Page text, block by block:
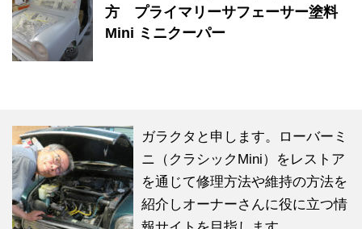
方 プライマリーサフェーサー塗料
Mini ミニクーパー
ガラクタと申します。ローバーミ
ニ（クラシックMini）をレストア
を通じて修理方法や維持の方法を
紹介しオーナーさんに役に立つ情